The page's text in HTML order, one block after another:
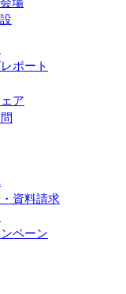
ポート
ア
資料請求
ペーン